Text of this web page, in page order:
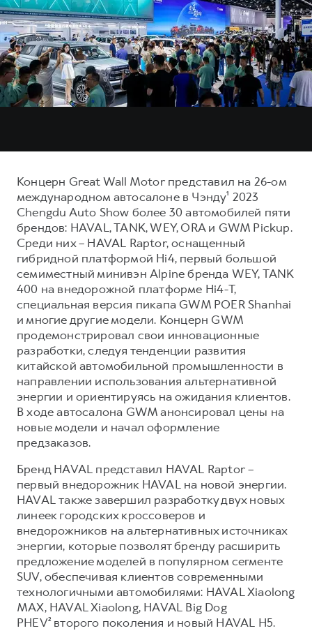
DARGO
от 3 199 000 ₽
DARGO X
от 3 499 000 ₽
от 2 899 000 ₽ от 3 599 000 ₽
POER
от 3 449 000 ₽
Тест-драйв
Трейд-ин
КРЕДИТ И СТРАХОВАНИЕ
КОРПОРАТИВНЫМ КЛИЕНТАМ
Для малого бизнеса
Корпоративным клиентам
Крупным корпоративным клиентам
Система управления автопарком GWM Fleet
Сервис для корпоративных клиентов
HAVAL Лизинг
АКСЕССУАРЫ HAVAL
Автомобильные аксессуары
Коллекция CITY
Коллекция Базовая
Коллекция Детская
СЕРВИСНОЕ ОБСЛУЖИВАНИЕ
Нулевое ТО
Программа «Помощь на дороге»
Регламенты технического обслуживания
ПОДДЕРЖКА
GWM Безопасность
Гарантия HAVAL
Мобильное приложение GWM
Программа «HAVAL Защита+»
Руководства по эксплуатации
Подписки
АКСЕССУАРЫ HAVAL
Автомобильные аксессуары
Коллекция CITY
Коллекция Базовая
Коллекция Детская
О дилере
Наша команда
Контакты
Концерн Great Wall Motor представил на 26-ом
международном автосалоне в Чэнду¹ 2023
Chengdu Auto Show более 30 автомобилей пяти
брендов: HAVAL, TANK, WEY, ORA и GWM Pickup.
Среди них – HAVAL Raptor, оснащенный
гибридной платформой Hi4, первый большой
семиместный минивэн Alpine бренда WEY, TANK
400 на внедорожной платформе Hi4-T,
специальная версия пикапа GWM POER Shanhai
и многие другие модели. Концерн GWM
продемонстрировал свои инновационные
разработки, следуя тенденции развития
китайской автомобильной промышленности в
направлении использования альтернативной
энергии и ориентируясь на ожидания клиентов.
В ходе автосалона GWM анонсировал цены на
новые модели и начал оформление
предзаказов.
Бренд HAVAL представил HAVAL Raptor –
первый внедорожник HAVAL на новой энергии.
HAVAL также завершил разработку двух новых
линеек городских кроссоверов и
внедорожников на альтернативных источниках
энергии, которые позволят бренду расширить
предложение моделей в популярном сегменте
SUV, обеспечивая клиентов современными
технологичными автомобилями: HAVAL Xiaolong
MAX, HAVAL Xiaolong, HAVAL Big Dog
PHEV² второго поколения и новый HAVAL H5.